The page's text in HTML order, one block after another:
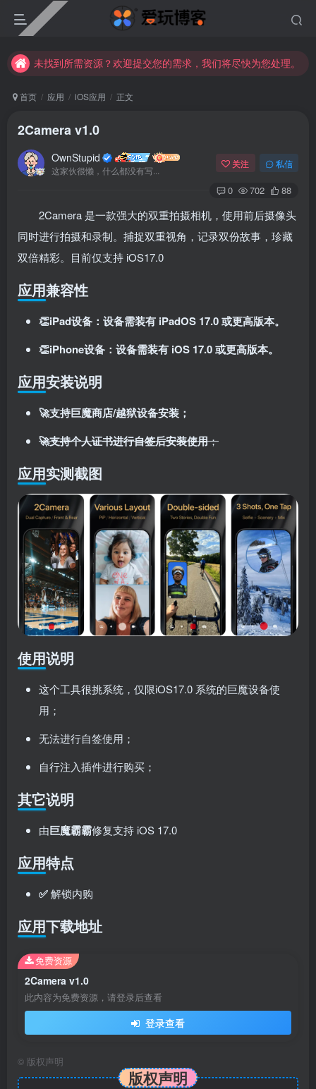
未找到所需资源？欢迎提交您的需求，我们将尽快为您处理。
苹果手机用户没有巨魔商店的点击此处获取保姆级安装教程
未找到所需资源？欢迎提交您的需求，我们将尽快为您处理。
首页 应用 iOS应用 正文
2Camera v1.0
OwnStupid
这家伙很懒，什么都没有写...
关注 私信
0 702 88
2Camera 是一款强大的双重拍摄相机，使用前后摄像头
同时进行拍摄和录制。捕捉双重视角，记录双份故事，珍藏
双倍精彩。目前仅支持 iOS17.0
应用兼容性
👏iPad设备：设备需装有 iPadOS 17.0 或更高版本。
👏iPhone设备：设备需装有 iOS 17.0 或更高版本。
应用安装说明
🚀支持巨魔商店/越狱设备安装；
🚀支持个人证书进行自签后安装使用；
应用实测截图
使用说明
这个工具很挑系统，仅限iOS17.0 系统的巨魔设备使
用；
无法进行自签使用；
自行注入插件进行购买；
其它说明
由巨魔霸霸修复支持 iOS 17.0
应用特点
✅解锁内购
应用下载地址
2Camera v1.0
此内容为免费资源，请登录后查看
登录查看
免费资源
© 版权声明
版权声明
登录
没有账号？立即注册
用户名或邮箱
登录密码
记住登录 找回密码
社交账号登录
使用社交账号登录即表示同意